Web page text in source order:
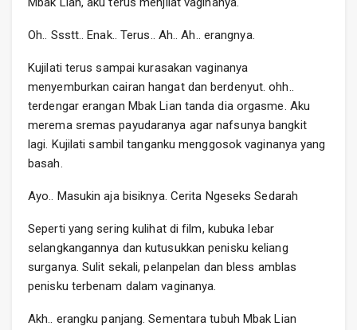
Oh.. Ssstt.. Enak.. Terus.. Ah.. Ah.. erangnya.
Kujilati terus sampai kurasakan vaginanya
menyemburkan cairan hangat dan berdenyut. ohh..
terdengar erangan Mbak Lian tanda dia orgasme. Aku
merema sremas payudaranya agar nafsunya bangkit
lagi. Kujilati sambil tanganku menggosok vaginanya yang
basah.
Ayo.. Masukin aja bisiknya. Cerita Ngeseks Sedarah
Seperti yang sering kulihat di film, kubuka lebar
selangkangannya dan kutusukkan penisku keliang
surganya. Sulit sekali, pelanpelan dan bless amblas
penisku terbenam dalam vaginanya.
Akh.. erangku panjang. Sementara tubuh Mbak Lian